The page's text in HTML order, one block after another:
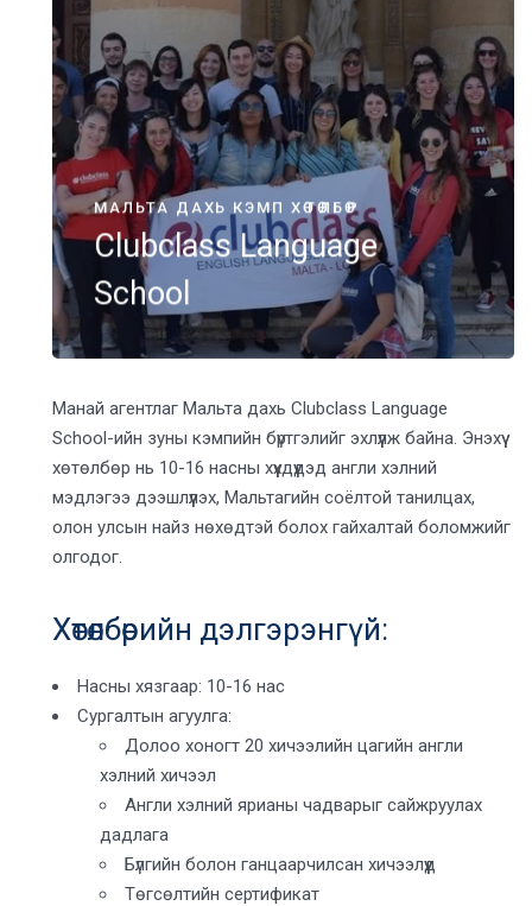
МАЛЬТА ДАХЬ КЭМП ХӨТӨЛБӨР
Clubclass Language
School
Манай агентлаг Мальта дахь Clubclass Language
School-ийн зуны кэмпийн бүртгэлийг эхлүүлж байна. Энэхүү
хөтөлбөр нь 10-16 насны хүүхдүүдэд англи хэлний
мэдлэгээ дээшлүүлэх, Мальтагийн соёлтой танилцах,
олон улсын найз нөхөдтэй болох гайхалтай боломжийг
олгодог.
Хөтөлбөрийн дэлгэрэнгүй:
Насны хязгаар: 10-16 нас
Сургалтын агуулга:
Долоо хоногт 20 хичээлийн цагийн англи
хэлний хичээл
Англи хэлний ярианы чадварыг сайжруулах
дадлага
Бүлгийн болон ганцаарчилсан хичээлүүд
Төгсөлтийн сертификат